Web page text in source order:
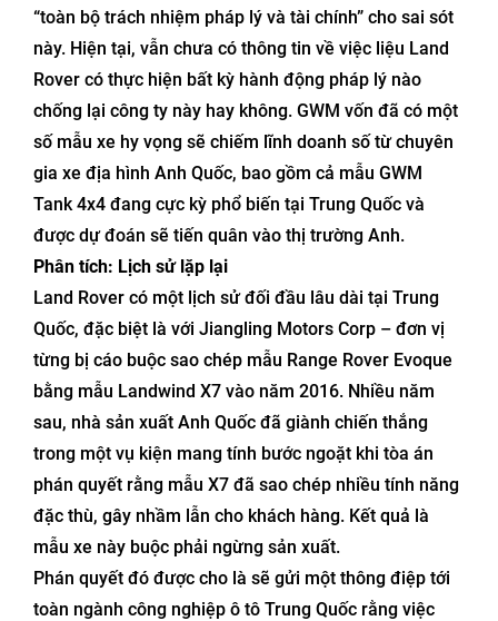
“toàn bộ trách nhiệm pháp lý và tài chính” cho sai sót
này. Hiện tại, vẫn chưa có thông tin về việc liệu Land
Rover có thực hiện bất kỳ hành động pháp lý nào
chống lại công ty này hay không. GWM vốn đã có một
số mẫu xe hy vọng sẽ chiếm lĩnh doanh số từ chuyên
gia xe địa hình Anh Quốc, bao gồm cả mẫu GWM
Tank 4x4 đang cực kỳ phổ biến tại Trung Quốc và
được dự đoán sẽ tiến quân vào thị trường Anh.
Phân tích: Lịch sử lặp lại
Land Rover có một lịch sử đối đầu lâu dài tại Trung
Quốc, đặc biệt là với Jiangling Motors Corp – đơn vị
từng bị cáo buộc sao chép mẫu Range Rover Evoque
bằng mẫu Landwind X7 vào năm 2016. Nhiều năm
sau, nhà sản xuất Anh Quốc đã giành chiến thắng
trong một vụ kiện mang tính bước ngoặt khi tòa án
phán quyết rằng mẫu X7 đã sao chép nhiều tính năng
đặc thù, gây nhầm lẫn cho khách hàng. Kết quả là
mẫu xe này buộc phải ngừng sản xuất.
Phán quyết đó được cho là sẽ gửi một thông điệp tới
toàn ngành công nghiệp ô tô Trung Quốc rằng việc